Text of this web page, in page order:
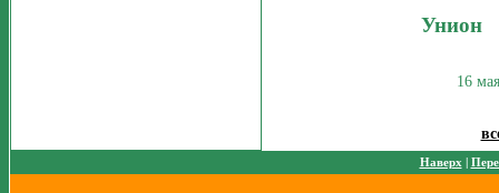
Унион
16
Наверх